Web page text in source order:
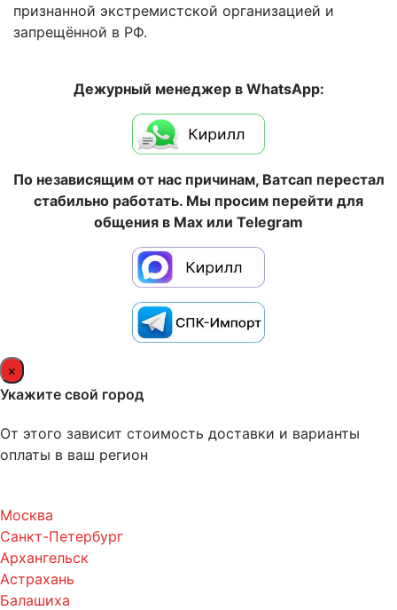
признанной экстремистской организацией и
запрещённой в РФ.
Дежурный менеджер в WhatsApp:
По независящим от нас причинам, Ватсап перестал
стабильно работать. Мы просим перейти для
общения в Max или Telegram
×
Укажите свой город
От этого зависит стоимость доставки и варианты
оплаты в ваш регион
Москва
Санкт-Петербург
Архангельск
Астрахань
Балашиха